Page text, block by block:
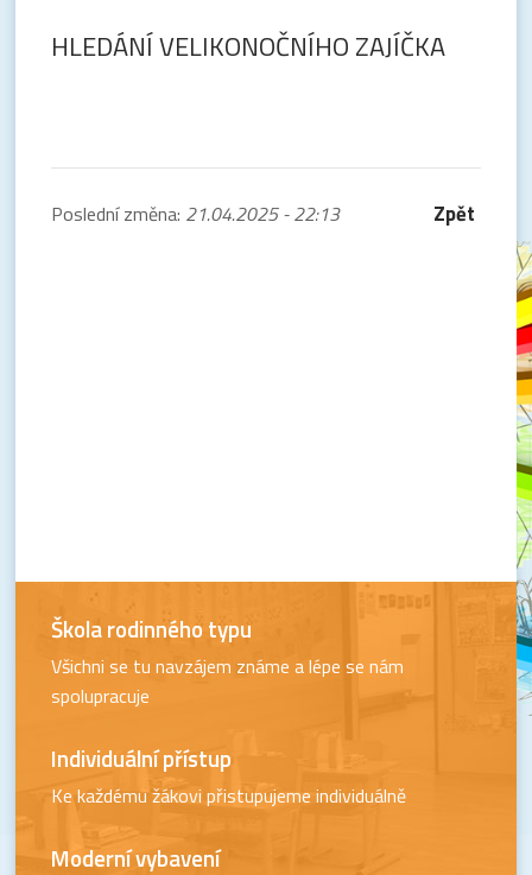
HLEDÁNÍ VELIKONOČNÍHO ZAJÍČKA
Poslední změna: 21.04.2025 - 22:13 Zpět
Škola rodinného typu
Všichni se tu navzájem známe a lépe se nám
spolupracuje
Individuální přístup
Ke každému žákovi přistupujeme individuálně
Moderní vybavení